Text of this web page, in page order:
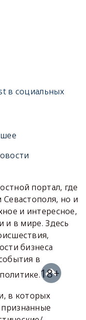
в социальных
портал, где
но и
и интересное,
и в мире. Здесь
бизнеса
в
18+
в которых